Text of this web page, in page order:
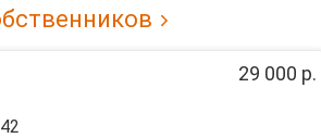
29 000 р.